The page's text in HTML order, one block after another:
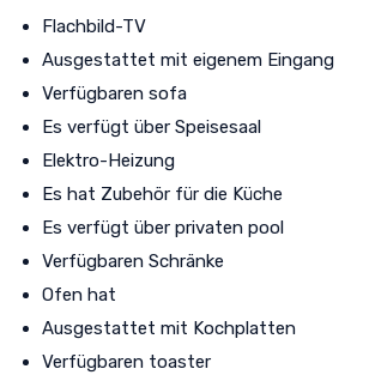
Flachbild-TV
Ausgestattet mit eigenem Eingang
Verfügbaren sofa
Es verfügt über Speisesaal
Elektro-Heizung
Es hat Zubehör für die Küche
Es verfügt über privaten pool
Verfügbaren Schränke
Ofen hat
Ausgestattet mit Kochplatten
Verfügbaren toaster